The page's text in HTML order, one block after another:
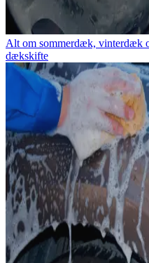
Alt om sommerdæk, vinterdæk
dækskifte